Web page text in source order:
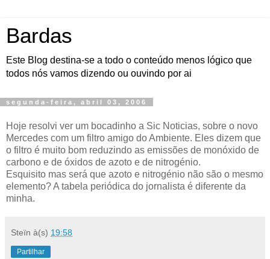
Bardas
Este Blog destina-se a todo o conteúdo menos lógico que
todos nós vamos dizendo ou ouvindo por ai
segunda-feira, abril 03, 2006
Hoje resolvi ver um bocadinho a Sic Noticias, sobre o novo
Mercedes com um filtro amigo do Ambiente. Eles dizem que
o filtro é muito bom reduzindo as emissões de monóxido de
carbono e de óxidos de azoto e de nitrogénio.
Esquisito mas será que azoto e nitrogénio não são o mesmo
elemento? A tabela periódica do jornalista é diferente da
minha.
Steïn à(s) 19:58
Partilhar